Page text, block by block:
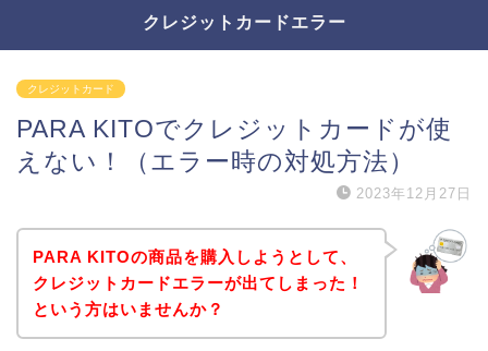
クレジットカードエラー
クレジットカード
PARA KITOでクレジットカードが使
えない！（エラー時の対処方法）
2023年12月27日
PARA KITOの商品を購入しようとして、
クレジットカードエラーが出てしまった！
という方はいませんか？